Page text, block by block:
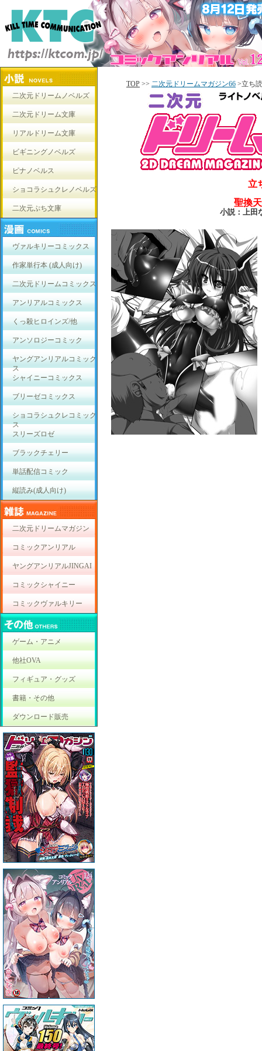
二次元ドリームノベルズ
二次元ドリーム文庫
リアルドリーム文庫
ビギニングノベルズ
ピナノベルス
ショコラシュクレノベルズ
二次元ぷち文庫
ヴァルキリーコミックス
作家単行本 (成人向け)
二次元ドリームコミックス
アンリアルコミックス
くっ殺ヒロインズ/他
アンソロジーコミック
ヤングアンリアルコミック
ス
シャイニーコミックス
ブリーゼコミックス
ショコラシュクレコミック
ス
スリーズロゼ
ブラックチェリー
単話配信コミック
縦読み(成人向け)
二次元ドリームマガジン
コミックアンリアル
ヤングアンリアルJINGAI
コミックシャイニー
コミックヴァルキリー
ゲーム・アニメ
他社OVA
フィギュア・グッズ
書籍・その他
ダウンロード販売
TOP >> 二次元ドリームマガジン66 >立ち
立
聖換
小説：上田